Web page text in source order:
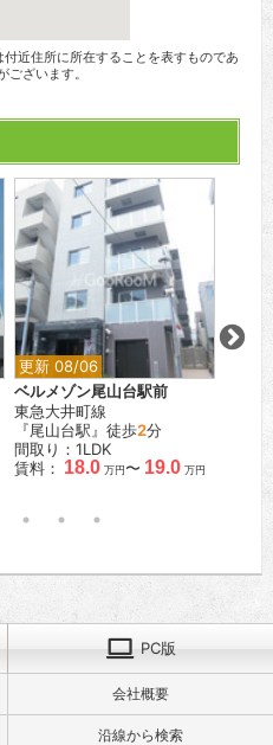
近住所に所在することを表すものであ
ざいます。
更新 08/06
ベルメゾン尾山台駅前
東急大井町線
『尾山台駅』徒歩2分
間取り：1LDK
賃料： 18.0 万円〜 19.0 万円
PC版
会社概要
沿線から検索